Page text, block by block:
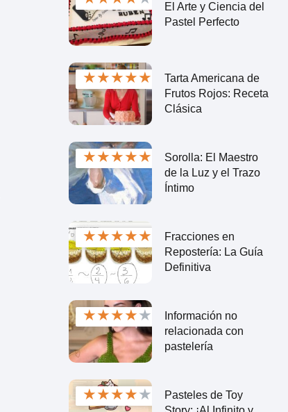
El Arte y Ciencia del
Pastel Perfecto
★★★★★
Tarta Americana de
Frutos Rojos: Receta
Clásica
★★★★★
Sorolla: El Maestro
de la Luz y el Trazo
Íntimo
★★★★★
Fracciones en
Repostería: La Guía
Definitiva
★★★★★
Información no
relacionada con
pastelería
★★★★★
Pasteles de Toy